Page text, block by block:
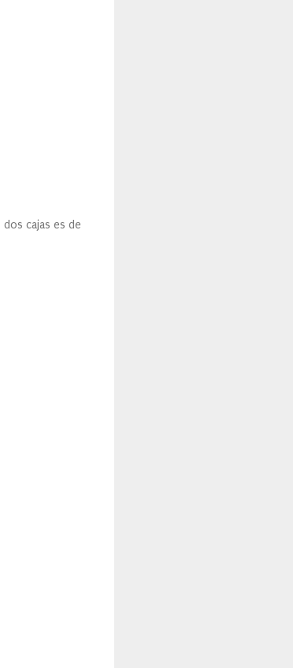
cajas es de